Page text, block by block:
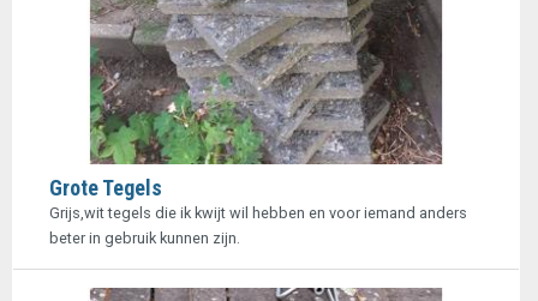
Grote Tegels
Grijs,wit tegels die ik kwijt wil hebben en voor iemand anders
beter in gebruik kunnen zijn.